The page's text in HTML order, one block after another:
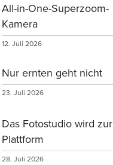
All-in-One-Superzoom-
Kamera
12. Juli 2026
Nur ernten geht nicht
23. Juli 2026
Das Fotostudio wird zur
Plattform
28. Juli 2026